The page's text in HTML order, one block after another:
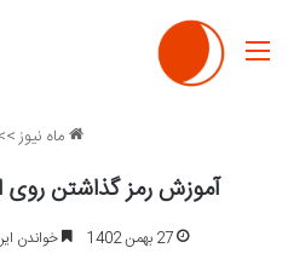
منو
ماه نیوز
آموزش رمز گذاشتن
27 بهمن 1402 خواندن این مطلب 5